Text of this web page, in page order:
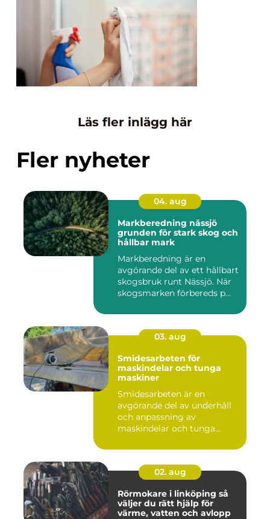
Läs fler inlägg här
Fler nyheter
04. aug
Markberedning nässjö
grunden för stark skog och
hållbar mark
Markberedning är en
avgörande del av ett hållbart
skogsbruk runt Nässjö. När
skogsmarken förbereds p...
03. aug
Smidesarbeten för
maskindelar och tunga
maskiner
Smidesarbeten är en
avgörande del av underhåll
och anpassning av
maskindelar och tunga
02. aug
Rörmokare i linköping så
väljer du rätt hjälp för
värme, vatten och avlopp